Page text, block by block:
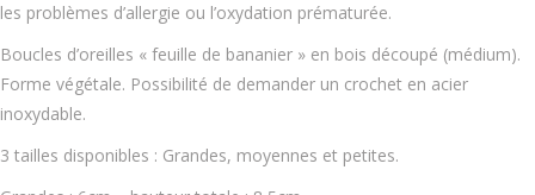
les problèmes d’allergie ou l’oxydation prématurée.
Boucles d’oreilles « feuille de bananier » en bois découpé (médium).
Forme végétale. Possibilité de demander un crochet en acier
inoxydable.
3 tailles disponibles : Grandes, moyennes et petites.